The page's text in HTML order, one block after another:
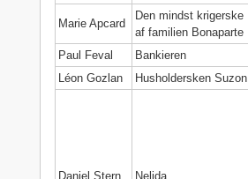
Marie Apcard
Den mindst krigerske
af familien Bonaparte
Paul Feval Bankieren
Léon Gozlan
Husholdersken Suzon
Daniel Stern Nelida